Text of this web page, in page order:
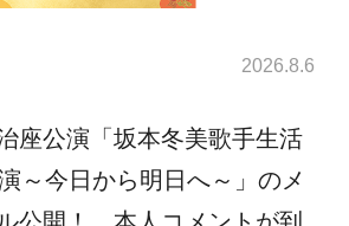
2026.8.6
座公演「坂本冬美歌手生活
～今日から明日へ～」のメ